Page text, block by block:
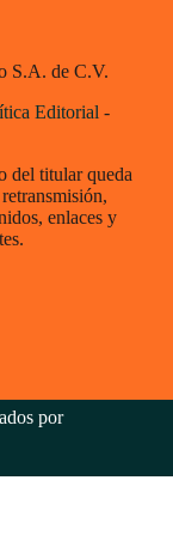
S.A. de C.V.
Editorial -
del titular queda
enlaces y
por